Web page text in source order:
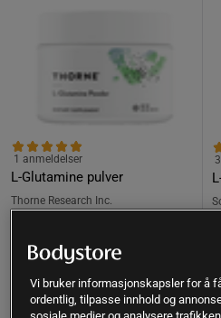
L-Glutamine pulver
1 anmeldelser
Thorne Research Inc.
1.028 kr
Vi bruker informasjonskapsler for å
ordentlig, tilpasse innhold og